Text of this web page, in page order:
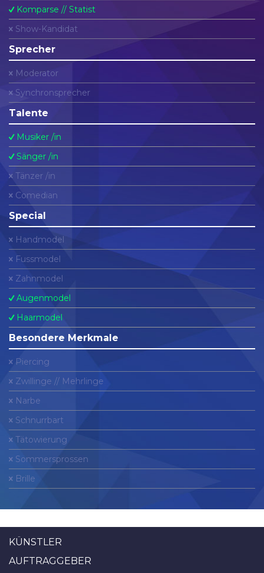
Komparse // Statist
Show-Kandidat
Sprecher
Moderator
Synchronsprecher
Talente
Musiker /in
Sänger /in
Tänzer /in
Comedian
Special
Handmodel
Fussmodel
Zahnmodel
Augenmodel
Haarmodel
Besondere Merkmale
Piercing
Zwillinge // Mehrlinge
Narbe
Schnurrbart
Tätowierung
Sommersprossen
Brille
KÜNSTLER
AUFTRAGGEBER